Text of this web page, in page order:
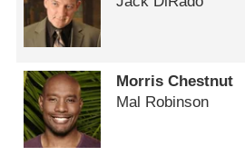
Morris Chestnut
Mal Robinson